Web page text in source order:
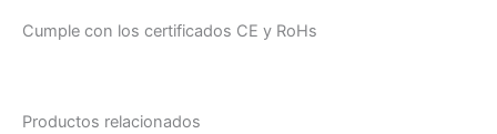
Cumple con los certificados CE y RoHs
Productos relacionados